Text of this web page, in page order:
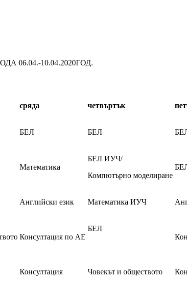
10.04.2020ГОД.
сряда четвъртък
БЕЛ БЕЛ
Математика
БЕЛ ИУЧ/
Компютърно моделиране
Английски език Математика ИУЧ
Консултация по АЕ
БЕЛ
Консултация Човекът и обществото